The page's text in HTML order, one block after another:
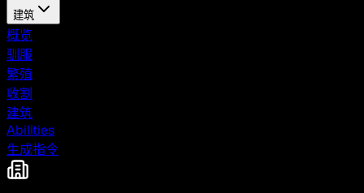
建筑
概览
驯服
繁殖
收割
建筑
Abilities
生成指令